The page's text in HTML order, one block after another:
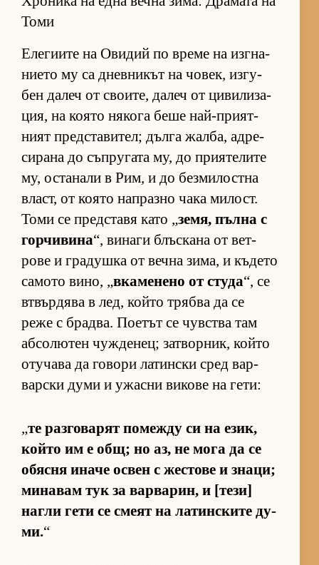
Томи
Еле­ги­ите на Ови­дий по време на из­г­на­
ни­ето му са днев­ни­кът на чо­век, из­гу­
бен да­леч от сво­и­те, да­леч от ци­ви­ли­за­
ция, на ко­ято ня­кога беше най-при­ят­
ният пред­с­та­ви­тел; дълга жал­ба, ад­ре­
си­рана до съп­ру­гата му, до при­я­те­лите
му, ос­та­нали в Рим, и до без­ми­лос­тна
власт, от ко­ято нап­разно чака ми­лост.
Томи се пред­с­тавя като „зе­мя, пълна с
гор­чи­вина“, ви­наги блъс­кана от вет­
рове и гра­душка от вечна зи­ма, и къ­дето
са­мото ви­но, „вка­ме­нено от студа“, се
втвър­дява в лед, който трябва да се
реже с брад­ва. По­е­тът се чув­с­тва там
аб­со­лю­тен чуж­де­нец; зат­вор­ник, който
оту­чава да го­вори ла­тин­ски сред вар­
вар­ски думи и ужасни ви­кове на ге­ти:
„те раз­го­ва­рят по­между си на език,
който им е общ; но аз, не мога да се
обясня иначе ос­вен с жес­тове и зна­ци;
ми­на­вам тук за вар­ва­рин, и [те­зи]
нагли гети се смеят на ла­тин­с­ките ду­
ми.“